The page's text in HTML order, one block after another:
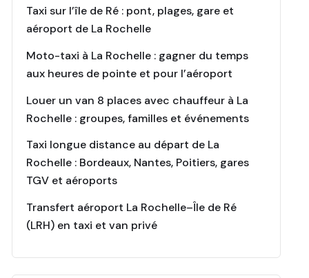
Taxi sur l’île de Ré : pont, plages, gare et
aéroport de La Rochelle
Moto-taxi à La Rochelle : gagner du temps
aux heures de pointe et pour l’aéroport
Louer un van 8 places avec chauffeur à La
Rochelle : groupes, familles et événements
Taxi longue distance au départ de La
Rochelle : Bordeaux, Nantes, Poitiers, gares
TGV et aéroports
Transfert aéroport La Rochelle–Île de Ré
(LRH) en taxi et van privé